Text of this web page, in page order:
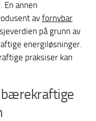
annen
av fornybar
på grunn av
energiløsninger.
praksiser kan
bærekraftige